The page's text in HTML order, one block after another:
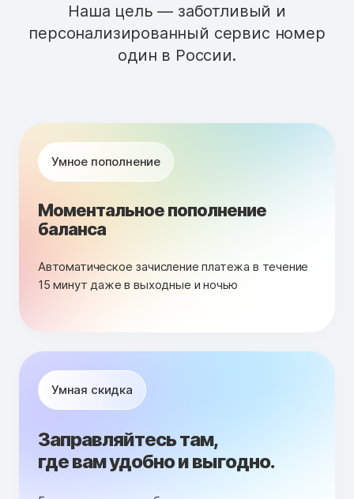
Наша цель — заботливый и
персонализированный сервис номер
один в России.
Умное пополнение
Моментальное пополнение
баланса
Автоматическое зачисление платежа в течение
15 минут даже в выходные и ночью
Умная скидка
Заправляйтесь там,
где вам удобно и выгодно.